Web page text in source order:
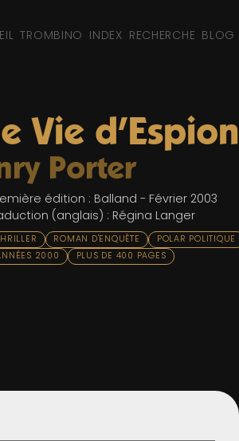
TROMBINO INDEX RECHERCHE BLOG
Vie d'Espion
Porter
édition : Balland - Février 2003
(anglais) : Régina Langer
ROMAN D'ENQUÊTE POLAR POLITIQUE
2000
PLUS DE 400 PAGES